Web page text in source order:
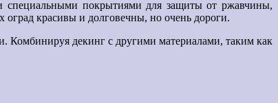
специальными покрытиями для защиты от ржавчины,
оград красивы и долговечны, но очень дороги.
Комбинируя декинг с другими материалами, таким как